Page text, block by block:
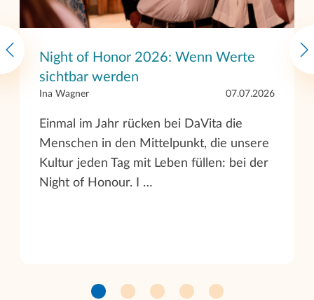
Night of Honor 2026: Wenn Werte
sichtbar werden
Ina Wagner 07.07.2026
Einmal im Jahr rücken bei DaVita die
Menschen in den Mittelpunkt, die unsere
Kultur jeden Tag mit Leben füllen: bei der
Night of Honour. I …